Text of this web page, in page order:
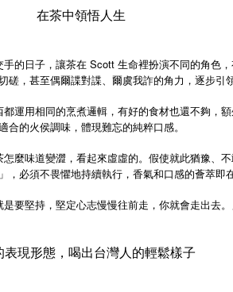
在茶中領悟人生
的日子，讓茶在 Scott 生命裡扮演不同的角色
，甚至偶爾諜對諜、爾虞我詐的角力，逐步引
運用相同的烹煮邏輯，有好的食材也還不夠，
合的火侯調味，體現難忘的純粹口感。
麼味道變澀，看起來虛虛的。假使就此猶豫、
必須不畏懼地持續執行，香氣和口感的薈萃即
要堅持，堅定心志慢慢往前走，你就會走出去
表現形態，喝出台灣人的輕鬆樣子